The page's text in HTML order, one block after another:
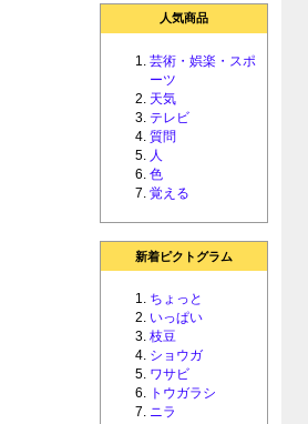
人気商品
芸術・娯楽・スポ
ーツ
天気
テレビ
質問
人
色
覚える
新着ピクトグラム
ちょっと
いっぱい
枝豆
ショウガ
ワサビ
トウガラシ
ニラ